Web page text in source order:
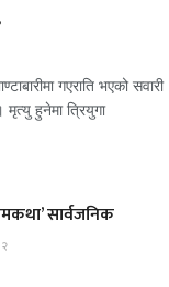
गएराति भएको सवारी
हुनेमा त्रियुगा
सार्वजनिक